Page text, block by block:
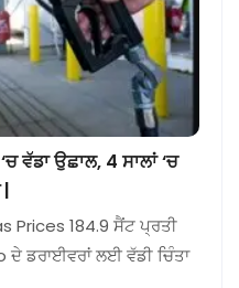
ਵੱਡਾ ਉਛਾਲ, 4 ਸਾਲਾਂ ‘ਚ
Prices 184.9 ਸੈਂਟ ਪ੍ਰਤੀ
ਡਰਾਈਵਰਾਂ ਲਈ ਵੱਡੀ ਚਿੰਤਾ